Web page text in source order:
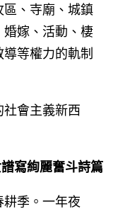
、寺廟、城鎮
嫁、活動、棲
等權力的軌制
會主義新西
寫絢麗奮斗詩篇
季。一年夜